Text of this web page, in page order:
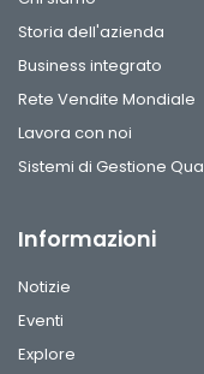
Storia dell'azienda
Business integrato
Rete Vendite Mondiale
Lavora con noi
Sistemi di Gestione
Informazioni
Notizie
Eventi
Explore